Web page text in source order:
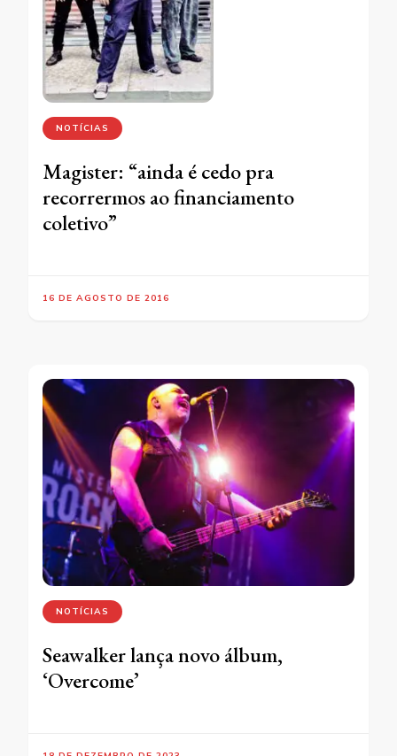
NOTÍCIAS
Magister: “ainda é cedo pra
recorrermos ao financiamento
coletivo”
16 DE AGOSTO DE 2016
NOTÍCIAS
Seawalker lança novo álbum,
‘Overcome’